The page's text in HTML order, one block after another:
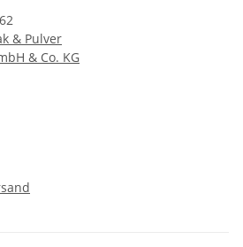
& Pulver
& Co. KG